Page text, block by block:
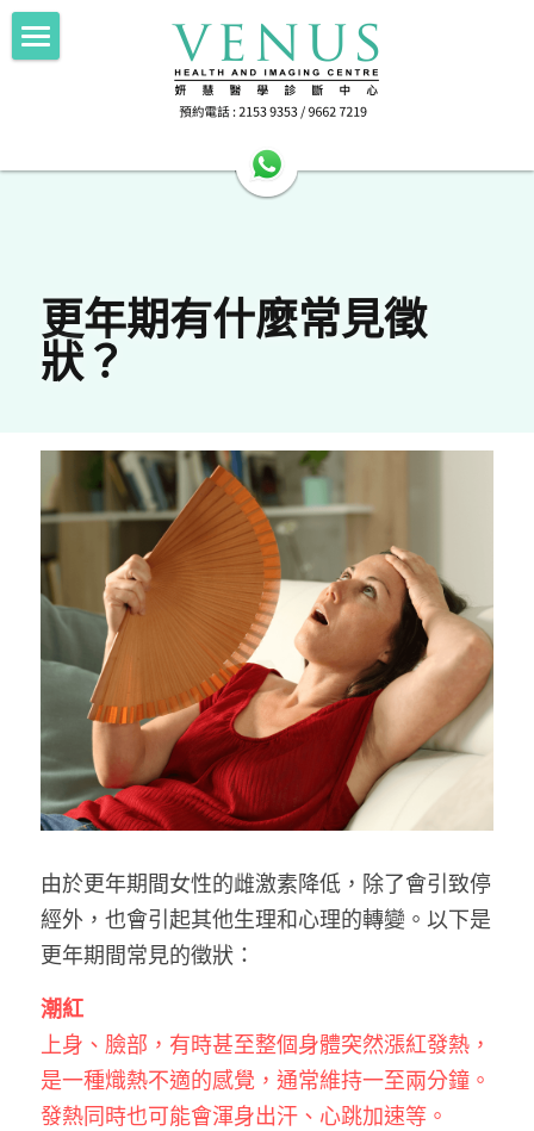
Scan for Hope 送暖計劃
電腦斷層掃描 256 Slice CT
磁力共振掃描 1.5T MRI
超聲波掃描 Ultrasound
乳房造影 Mammography
無創肝臟診斷 Fibroscan
子宮輸卵管造影檢查 Hysterosalpingogram
骨質密度檢查 DEXA Bone Density
X光檢查 X Ray
FNA/Biopsy 抽取組織
抽取乳房組織 Breast Intervention
Doctor's Area 醫生專區
Female screening 女士健康篩查
檢查前準備 Preparation
健康資訊 Health Information
自我乳房檢查 Be your Breast Friend
Contact Us 聯絡我們
搜索
更年期有什麼常見徵
狀？
由於更年期間女性的雌激素降低，除了會引致停
經外，也會引起其他生理和心理的轉變。以下是
更年期間常見的徵狀：
潮紅
上身、臉部，有時甚至整個身體突然漲紅發熱，
是一種熾熱不適的感覺，通常維持一至兩分鐘。
發熱同時也可能會渾身出汗、心跳加速等。